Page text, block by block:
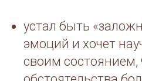
устал быть
эмоций и хочет
своим